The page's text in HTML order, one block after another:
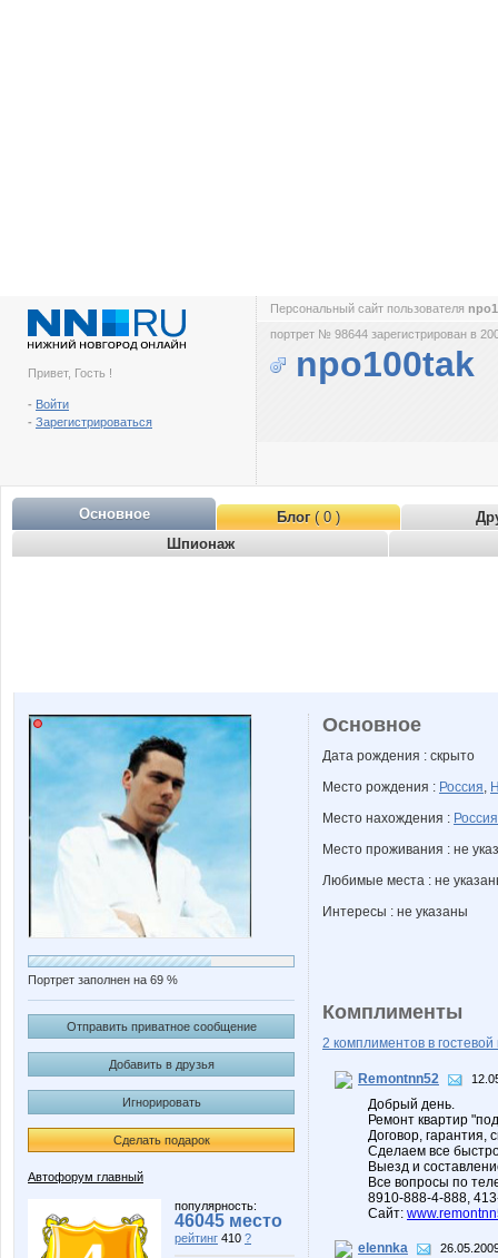
Привет, Гость !
- Войти
- Зарегистрироваться
Персональный сайт пользователя
портрет № 98644 зарегистрирован в
npo100tak
Основное Блог( 0 )
Шпионаж
Портрет заполнен на 69 %
Отправить приватное сообщение
Добавить в друзья
Игнорировать
Сделать подарок
Автофорум главный
популярность:
46045 место
рейтинг 410 ?
Основное
Дата рождения : скрыто
Место рождения : Россия,
Место нахождения : Россия
Место проживания : не
Любимые места : не
Интересы : не указаны
Комплименты
2 комплиментов в гостевой
Remontnn52
Добрый день.
Ремонт квартир
Договор, гарантия,
Сделаем все
Выезд и
Все вопросы по
8910-888-4-888,
Сайт:
elennka